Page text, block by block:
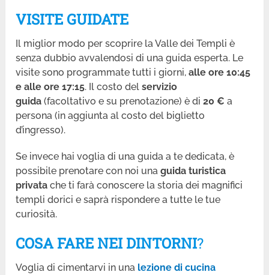
VISITE GUIDATE
Il miglior modo per scoprire la Valle dei Templi è
senza dubbio avvalendosi di una guida esperta. Le
visite sono programmate tutti i giorni,alle ore 10:45
e alle ore 17:15. Il costo delservizio
guida (facoltativo e su prenotazione) è di 20 € a
persona (in aggiunta al costo del biglietto
d’ingresso).
Se invece hai voglia di una guida a te dedicata, è
possibile prenotare con noi unaguida turistica
privata che ti farà conoscere la storia dei magnifici
templi dorici e saprà rispondere a tutte le tue
curiosità.
COSA FARE NEI DINTORNI?
Voglia di cimentarvi in una lezione di cucina